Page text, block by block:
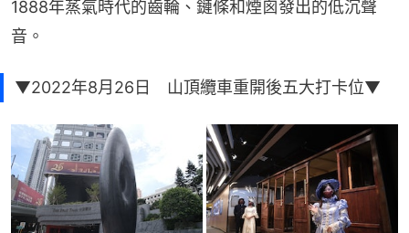
1888年蒸氣時代的齒輪、鏈條和煙囪發出的低沉聲
音。
▼2022年8月26日 山頂纜車重開後五大打卡位▼